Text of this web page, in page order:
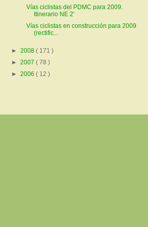
Vías ciclistas del PDMC para 2009.
Itinerario NE 2'
Vías ciclistas en construcción para 2009
(rectific...
► 2008 ( 171 )
► 2007 ( 78 )
► 2006 ( 12 )